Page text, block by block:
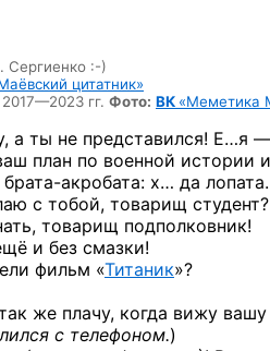
Сергиенко :-)
цитатник»
2017—2023 гг. Фото: ВК «Меметика
а ты не представился! Е…я
план по военной истории
брата-акробата: х… да лопата.
с тобой, товарищ студент?
товарищ подполковник!
и без смазки!
фильм «Титаник»?
же плачу, когда вижу
с телефоном.)